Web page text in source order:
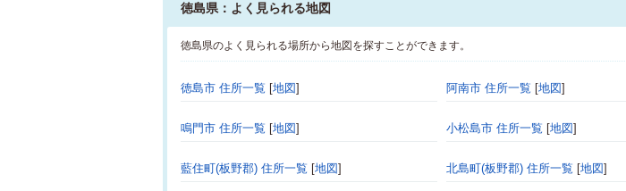
徳島県：よく見られる地図
徳島県のよく見られる場所から地図を探すことができます。
徳島市 住所一覧 [地図] 阿南市 住所一覧 [地図]
鳴門市 住所一覧 [地図] 小松島市 住所一覧 [地図]
藍住町(板野郡) 住所一覧 [地図] 北島町(板野郡) 住所一覧 [地図]